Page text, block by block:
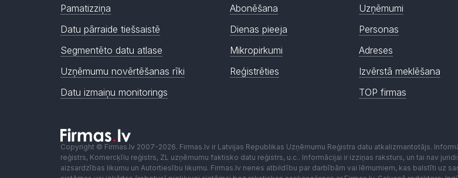
Pamatizziņa
Datu pārraide tiešsaistē
Segmentēto datu atlase
Uzņēmumu novērtēšanas rīki
Datu izmaiņu monitorings
Abonēšana
Dienas pieeja
Mikropirkumi
Reģistrēties
Uzņēmumi
Personas
Adreses
Izvērstā meklēšana
TOP firmas
Copyright © Firmas.lv 2007-2026. Firmas.lv ir Latvijas Republikas Uzņēmumu Reģistra datu atkalizmantotājs.
reģistrs, Komercķīlu reģistrs, ZL uzņēmumu faktisko datu reģistrs, u.c.. Informācijai ir izziņas raksturs, un tai nav
aizsardzības likumu un Autortiesību likumu. Firmas.lv nenes atbildību par darbībām vai lēmumiem, kas balstīti uz